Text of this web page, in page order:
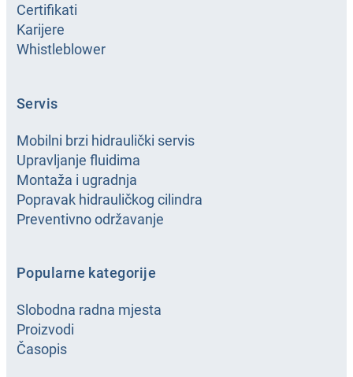
Certifikati
Karijere
Whistleblower
Servis
Mobilni brzi hidraulički servis
Upravljanje fluidima
Montaža i ugradnja
Popravak hidrauličkog cilindra
Preventivno održavanje
Popularne kategorije
Slobodna radna mjesta
Proizvodi
Časopis